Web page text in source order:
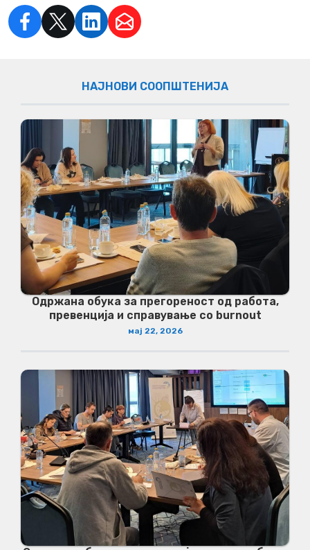
НАЈНОВИ СООПШТЕНИЈА
Одржана обука за прегореност од работа,
превенција и справување со burnout
мај 22, 2026